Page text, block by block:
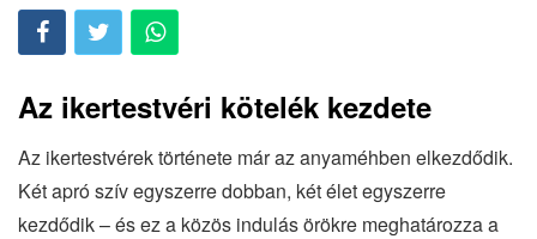
Az ikertestvéri kötelék kezdete
Az ikertestvérek története már az anyaméhben elkezdődik.
Két apró szív egyszerre dobban, két élet egyszerre
kezdődik – és ez a közös indulás örökre meghatározza a